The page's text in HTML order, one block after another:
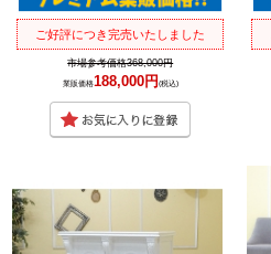
ご好評につき完売いたしました
市場参考価格368,000円
業販価格188,000円 (税込)